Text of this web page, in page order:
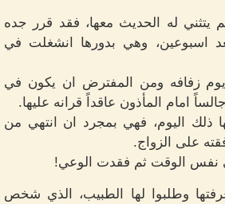
يتثني له الحديث معها، فقد قرر جده
اسبوعين، وهي بدورها انشغلت في
زفافه ومن المفترض ان يكون في
امام المأذون عاقداً قرانه عليها.
ذلك اليوم، فهي بمجرد ان انتهي من
على الزواج.
نفس الوقت ثم فقدت الوعي!
وطلبوا لها الطبيب، الذي شخص